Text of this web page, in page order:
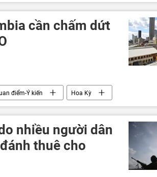
cần chấm dứt
điểm-Ý kiến Hoa Kỳ
nhiều người dân
thuê cho